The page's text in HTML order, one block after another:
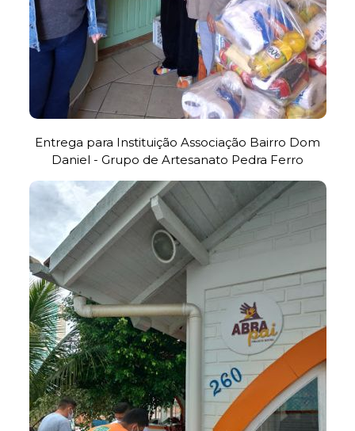
Entrega para Instituição Associação Bairro Dom
Daniel - Grupo de Artesanato Pedra Ferro